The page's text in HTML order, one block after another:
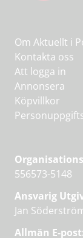
Om Aktuellt i
Kontakta oss
Att logga in
Annonsera
Köpvillkor
556573-5148
Ansvarig
Jan
Allmän E-